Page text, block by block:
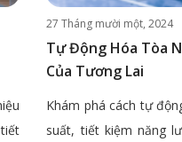
27 Tháng mười một, 2024
Tự Động Hóa Tòa
Của Tương Lai
Khám phá cách tự
suất, tiết kiệm năng